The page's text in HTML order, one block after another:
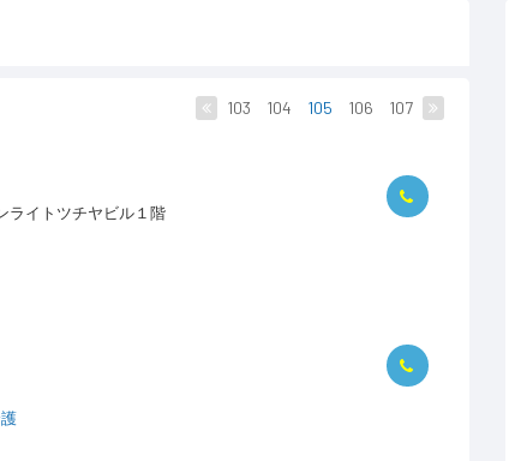
103 104 105 106 107
イトツチヤビル１階